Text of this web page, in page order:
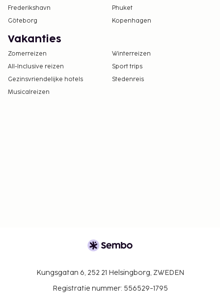
Frederikshavn
Phuket
Göteborg
Kopenhagen
Vakanties
Zomerreizen
Winterreizen
All-Inclusive reizen
Sport trips
Gezinsvriendelijke hotels
Stedenreis
Musicalreizen
Kungsgatan 6, 252 21 Helsingborg, ZWEDEN
Registratie nummer: 556529-1795